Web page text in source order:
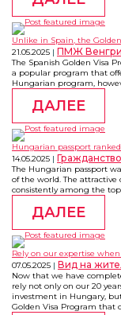
Unlike in Spain, the
21.05.2025
ПМЖ
The Spanish Golden Visa
a popular program that
Hungarian program,
ДАЛЕЕ
Hungarian passport
14.05.2025
The Hungarian passport
of the world. The attractive
consistently among the
ДАЛЕЕ
Rely on our expertise
07.05.2025
Вид на
Now that we have
rely not only on our 20
investment in Hungary,
Golden Visa Program that